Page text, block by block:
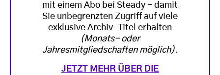
mit einem Abo bei Steady - damit
Sie unbegrenzten Zugriff auf viele
exklusive Archiv-Titel erhalten
(Monats- oder
Jahresmitgliedschaften möglich).
JETZT MEHR ÜBER DIE